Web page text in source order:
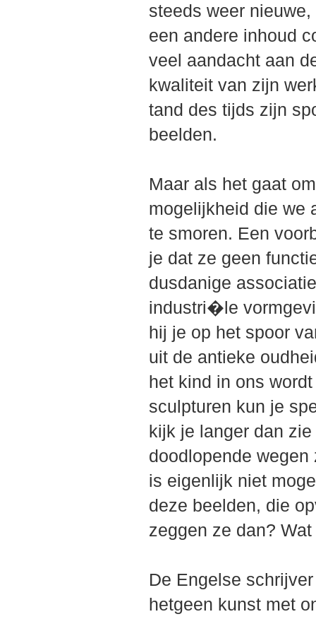
steeds weer
een andere inhoud
veel aandacht aan
kwaliteit van zijn
tand des tijds zijn
beelden.
Maar als het gaat
mogelijkheid die we
te smoren. Een
je dat ze geen
dusdanige
industri�le
hij je op het spoor
uit de antieke
het kind in ons
sculpturen kun je
kijk je langer dan
doodlopende
is eigenlijk niet
deze beelden, die
zeggen ze dan?
De Engelse
hetgeen kunst met